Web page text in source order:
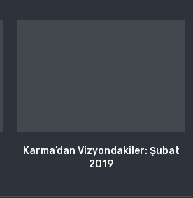
Karma’dan Vizyondakiler: Şubat
2019